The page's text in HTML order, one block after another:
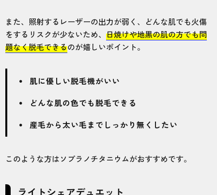
また、照射するレーザーの出力が弱く、どんな肌でも火傷
をするリスクが少ないため、日焼けや地黒の肌の方でも問
題なく脱毛できるのが嬉しいポイント。
肌に優しい脱毛機がいい
どんな肌の色でも脱毛できる
産毛から太い毛までしっかり無くしたい
このような方はソプラノチタニウムがおすすめです。
ライトシェアデュエット